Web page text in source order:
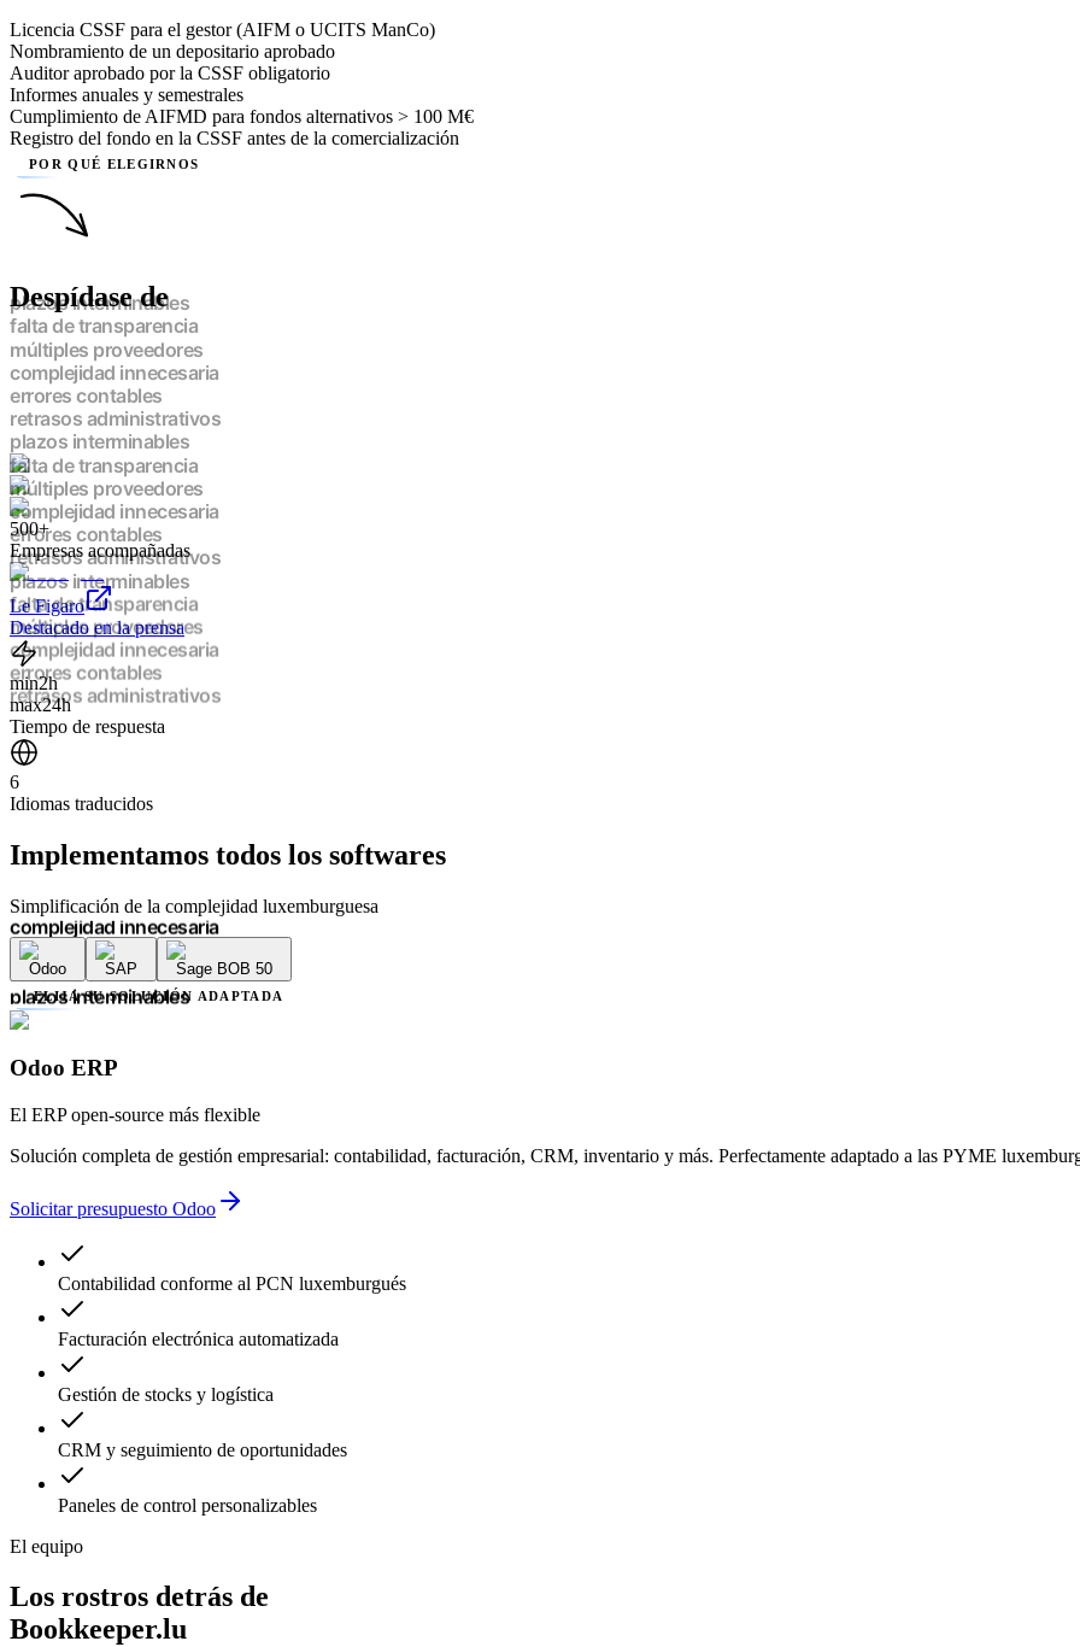
Licencia CSSF para el gestor (AIFM o UCITS ManCo)
Nombramiento de un depositario aprobado
Auditor aprobado por la CSSF obligatorio
Informes anuales y semestrales
Cumplimiento de AIFMD para fondos alternativos > 100 M€
Registro del fondo en la CSSF antes de la comercialización
POR QUÉ ELEGIRNOS
Despídase de
plazos interminables
falta de transparencia
múltiples proveedores
complejidad innecesaria
errores contables
retrasos administrativos
plazos interminables
falta de transparencia
múltiples proveedores
complejidad innecesaria
errores contables
retrasos administrativos
plazos interminables
falta de transparencia
múltiples proveedores
complejidad innecesaria
errores contables
retrasos administrativos
plazos interminables
falta de transparencia
múltiples proveedores
complejidad innecesaria
errores contables
plazos interminables
múltiples proveedores
complejidad innecesaria
errores contables
retrasos administrativos
plazos interminables
falta de transparencia
complejidad innecesaria
retrasos administrativos
500+
Empresas acompañadas
Le Figaro
Destacado en la prensa
min2h
max24h
Tiempo de respuesta
6
Idiomas traducidos
Implementamos todos los softwares
Simplificación de la complejidad luxemburguesa
Odoo SAP Sage BOB 50
ELIJA SU SOLUCIÓN ADAPTADA
Odoo ERP
El ERP open-source más flexible
Solución completa de gestión empresarial: contabilidad, facturación, CRM, inventario y más. Perfectamente adaptado a las PYME
Solicitar presupuesto Odoo
Contabilidad conforme al PCN luxemburgués
Facturación electrónica automatizada
Gestión de stocks y logística
CRM y seguimiento de oportunidades
Paneles de control personalizables
El equipo
Los rostros detrás de
Bookkeeper.lu